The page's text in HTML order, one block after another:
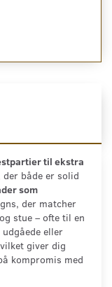
til ekstra
der både er solid
som
der matcher
stue – ofte til en
eller
giver dig
kompromis med